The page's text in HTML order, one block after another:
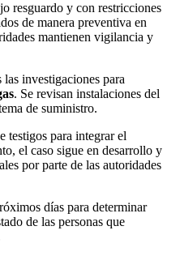
resguardo y con restricciones
de manera preventiva en
mantienen vigilancia y
investigaciones para
. Se revisan instalaciones del
de suministro.
testigos para integrar el
el caso sigue en desarrollo y
por parte de las autoridades
días para determinar
de las personas que